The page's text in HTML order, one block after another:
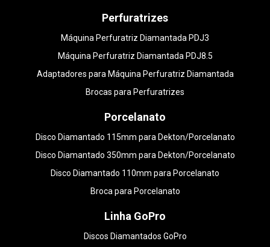
Perfuratrizes
Máquina Perfuratriz Diamantada PDJ3
Máquina Perfuratriz Diamantada PDJ8.5
Adaptadores para Máquina Perfuratriz Diamantada
Brocas para Perfuratrizes
Porcelanato
Disco Diamantado 115mm para Dekton/Porcelanato
Disco Diamantado 350mm para Dekton/Porcelanato
Disco Diamantado 110mm para Porcelanato
Broca para Porcelanato
Linha GoPro
Discos Diamantados GoPro